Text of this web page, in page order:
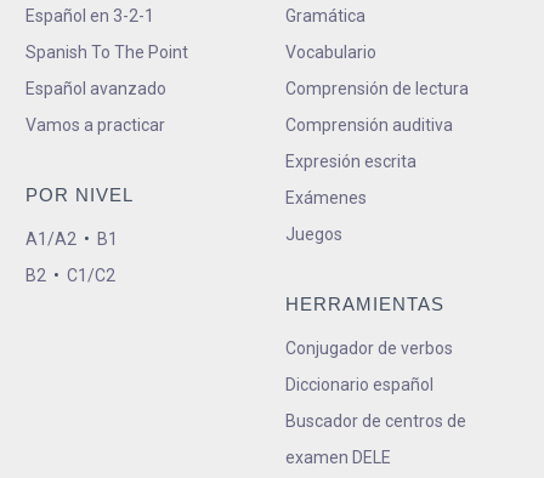
Español en 3-2-1
Spanish To The Point
Español avanzado
Vamos a practicar
POR NIVEL
A1/A2 • B1
B2 • C1/C2
Gramática
Vocabulario
Comprensión de lectura
Comprensión auditiva
Expresión escrita
Exámenes
Juegos
HERRAMIENTAS
Conjugador de verbos
Diccionario español
Buscador de centros de
examen DELE